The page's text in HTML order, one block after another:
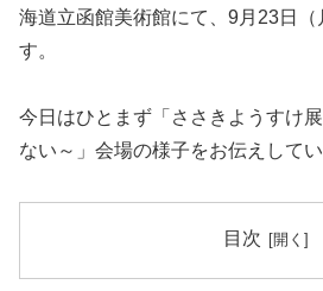
海道立函館美術館にて、9月23日
す。
今日はひとまず「ささきようすけ
ない～」会場の様子をお伝えしてい
目次